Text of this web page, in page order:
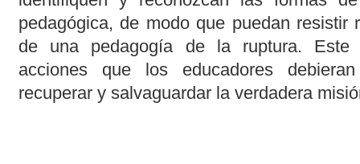
pedagógica, de modo que puedan resistir
de una pedagogía de la ruptura. Este
acciones que los educadores
recuperar y salvaguardar la verdadera